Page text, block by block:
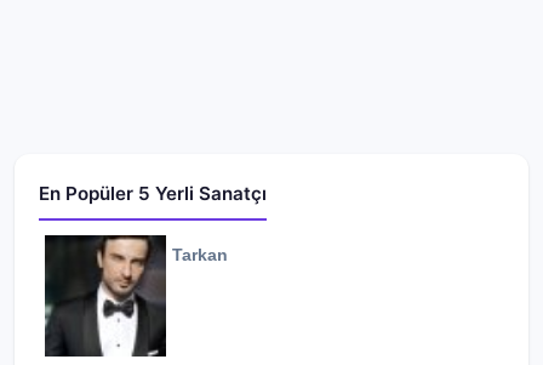
En Popüler 5 Yerli Sanatçı
Tarkan